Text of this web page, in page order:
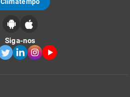
Climatempo
Siga-nos